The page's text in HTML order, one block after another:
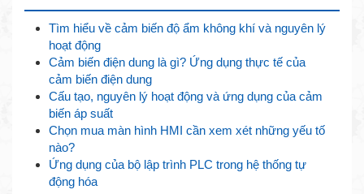
Tìm hiểu về cảm biến độ ẩm không khí và nguyên lý
hoạt động
Cảm biến điện dung là gì? Ứng dụng thực tế của
cảm biến điện dung
Cấu tạo, nguyên lý hoạt động và ứng dụng của cảm
biến áp suất
Chọn mua màn hình HMI cần xem xét những yếu tố
nào?
Ứng dụng của bộ lập trình PLC trong hệ thống tự
động hóa